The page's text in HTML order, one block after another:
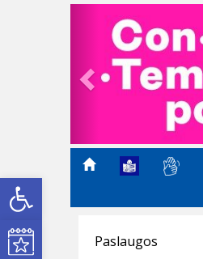
Open toolbar
Kultūros renginiai
Previous
Paslaugos